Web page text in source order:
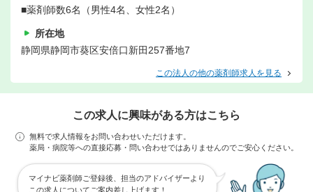
■薬剤師数6名（男性4名、女性2名）
所在地
静岡県静岡市葵区安倍口新田257番地7
この法人の他の薬剤師求人を見る
この求人に興味がある方はこちら
無料で求人情報をお問い合わせいただけます。
薬局・病院等への直接応募・問い合わせではありませんのでご安心ください。
マイナビ薬剤師ご登録後、担当のアドバイザーより
この求人についてご案内差し上げます！